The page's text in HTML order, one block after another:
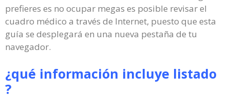
prefieres es no ocupar megas es posible revisar el
cuadro médico a través de Internet, puesto que esta
guía se desplegará en una nueva pestaña de tu
navegador.
¿qué información incluye listado
?